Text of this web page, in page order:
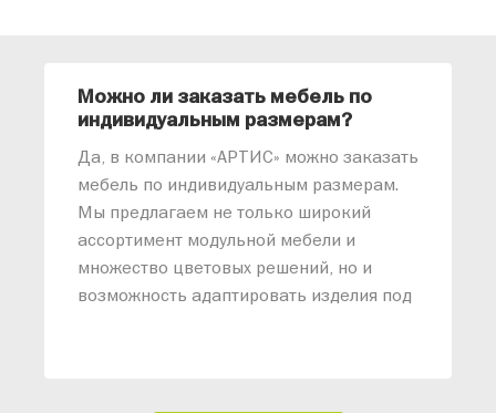
Можно ли заказать мебель по
индивидуальным размерам?
Да, в компании «АРТИС» можно заказать
мебель по индивидуальным размерам.
Мы предлагаем не только широкий
ассортимент модульной мебели и
множество цветовых решений, но и
возможность адаптировать изделия под